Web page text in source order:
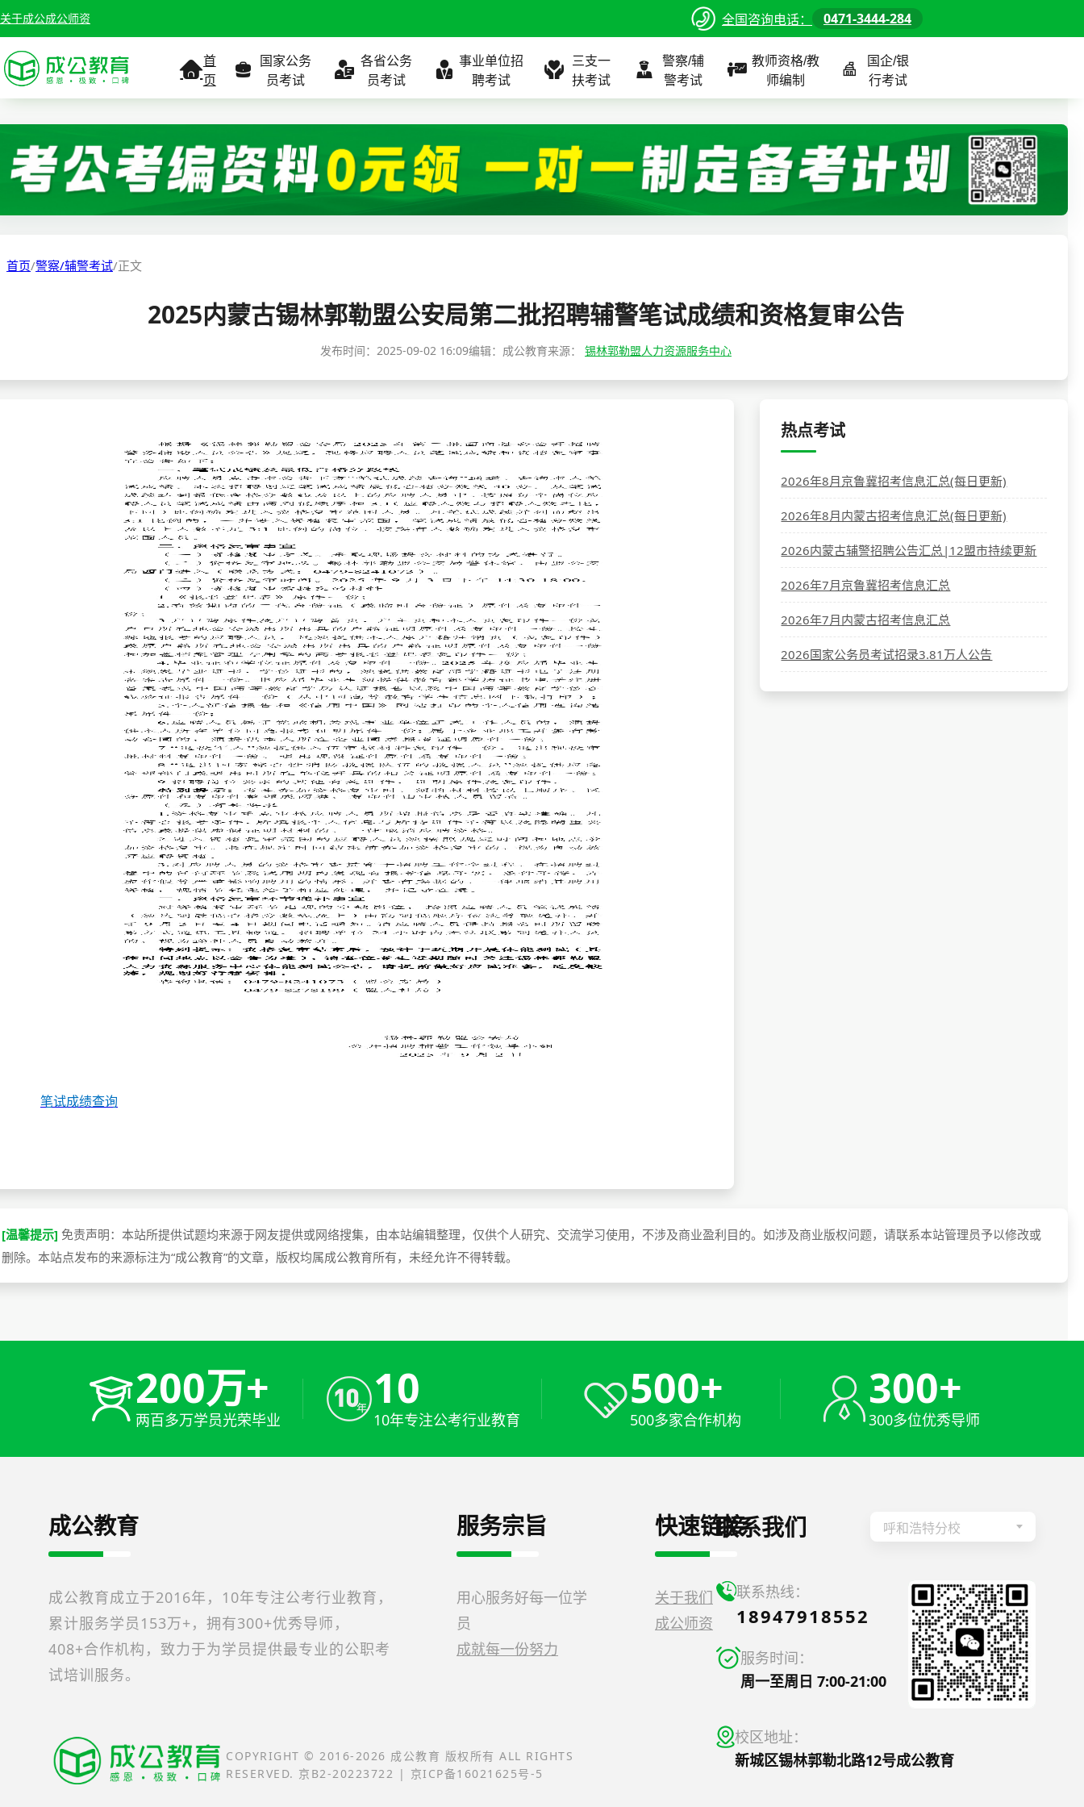
关于成公成公师资 全国咨询电话： 0471-3444-284
首
页
国家公务
员考试
考试公告
职位表
缴费确认
分数线
资格复审
面试补录
历年真题
公务员课程
各省公务
员考试
考试公告
职位表
准考证打印
历年真题
全国
北京
内蒙古
公务员课程
事业单位招
聘考试
考试公告
职位表
准考证打印
考试政策
历年真题
全国
北京
内蒙古
事业单位课程
三支一
扶考试
考试公告
职位表
成绩查询
分数线
全国
北京
内蒙古
三支一扶课程
警察/辅
警考试
考试公告
职位表
面试补录
历年真题
全国
北京
内蒙古
警察/辅警课程
教师资格/教
师编制
考试公告
职位表
面试补录
历年真题
全国
北京
内蒙古
教师/资格课程
国企/银
行考试
考试公告
职位表
面试补录
历年真题
全国
北京
内蒙古
国企/银行课程
首页/警察/辅警考试/正文
2025内蒙古锡林郭勒盟公安局第二批招聘辅警笔试成绩和资格复审公告
发布时间： 2025-09-02 16:09编辑：成公教育来源： 锡林郭勒盟人力资源服务中心
笔试成绩查询
热点考试
2026年8月京鲁冀招考信息汇总(每日更新)
2026年8月内蒙古招考信息汇总(每日更新)
2026内蒙古辅警招聘公告汇总|12盟市持续更新
2026年7月京鲁冀招考信息汇总
2026年7月内蒙古招考信息汇总
2026国家公务员考试招录3.81万人公告
[温馨提示] 免责声明：本站所提供试题均来源于网友提供或网络搜集，由本站编辑整理，仅供个人研究、交流学习使用，不涉及商业盈利目的。如涉及商业版权问题，请联系本站管理员予以修改或
删除。本站点发布的来源标注为“成公教育”的文章，版权均属成公教育所有，未经允许不得转载。
200万+
两百多万学员光荣毕业
10
10年专注公考行业教育
500+
500多家合作机构
300+
300多位优秀导师
成公教育
成公教育成立于2016年，10年专注公考行业教育，
累计服务学员153万+，拥有300+优秀导师，
408+合作机构，致力于为学员提供最专业的公职考
试培训服务。
服务宗旨
用心服务好每一位学
员
成就每一份努力
快速链接
关于我们
成公师资
COPYRIGHT © 2016-2026 成公教育 版权所有 ALL RIGHTS
RESERVED. 京B2-20223722 | 京ICP备16021625号-5
联系我们 呼和浩特分校
联系热线：
18947918552
服务时间：
周一至周日 7:00-21:00
校区地址：
新城区锡林郭勒北路12号成公教育